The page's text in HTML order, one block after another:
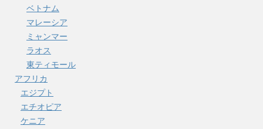
ベトナム
マレーシア
ミャンマー
ラオス
東ティモール
アフリカ
エジプト
エチオピア
ケニア